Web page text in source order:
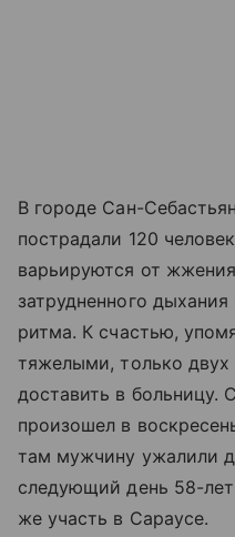
В городе Сан-
пострадали 120
варьируются от
затрудненного
ритма. К счастью,
тяжелыми, только двух
доставить в больницу.
произошел в
там мужчину ужалили
следующий день 58-
же участь в Сараусе.